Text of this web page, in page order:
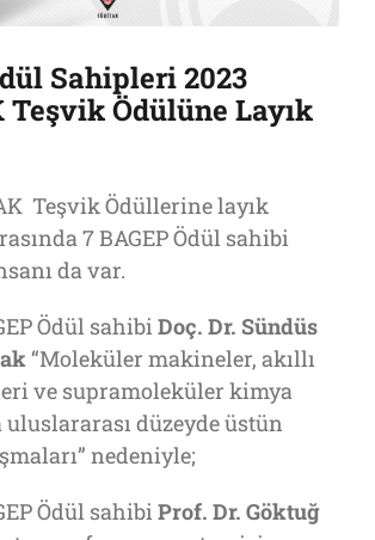
Sahipleri 2023
Teşvik Ödülüne Layık
Teşvik Ödüllerine layık
7 BAGEP Ödül sahibi
da var.
Ödül sahibiDoç. Dr. Sündüs
“Moleküler makineler, akıllı
ve supramoleküler kimya
düzeyde üstün
nedeniyle;
Ödül sahibiProf. Dr. Göktuğ